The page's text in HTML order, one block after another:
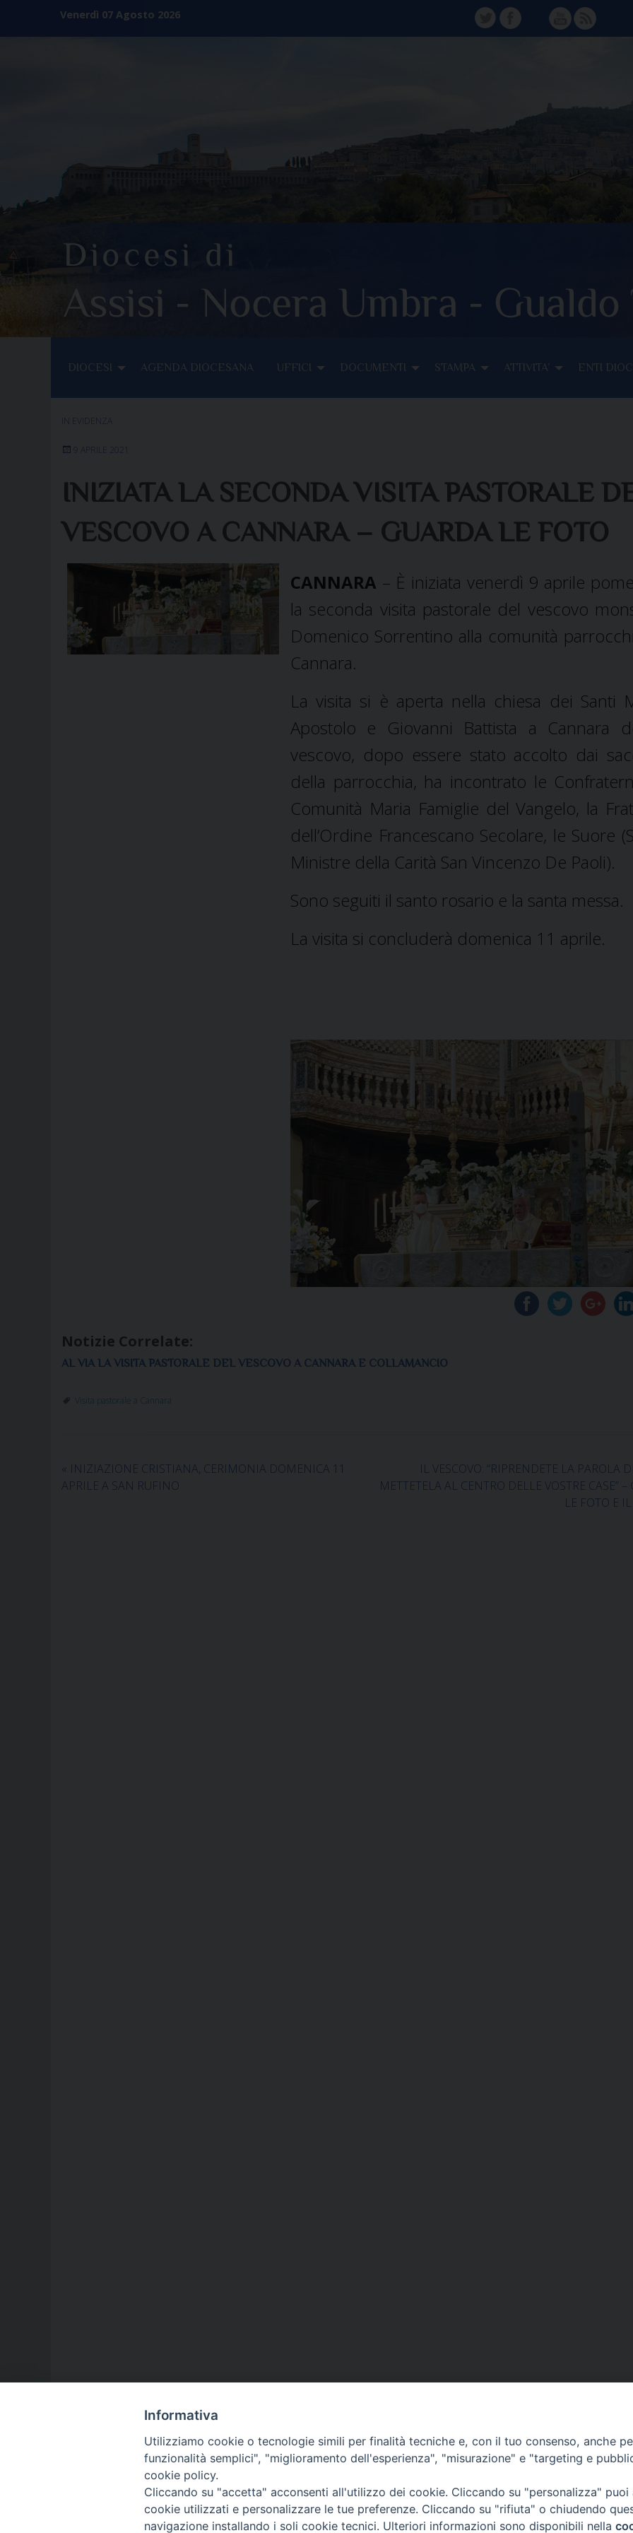
content
Venerdì 07 Agosto 2026
TW FB Instagram
YT FD
DIOCESI AGENDA DIOCESANA UFFICI DOCUMENTI STAMPA ATTIVITA’ ENTI
IN EVIDENZA
9 APRILE 2021
INIZIATA LA SECONDA VISITA PASTORALE
VESCOVO A CANNARA – GUARDA LE FOTO
CANNARA – È iniziata venerdì 9 aprile
la seconda visita pastorale del vescovo
Domenico Sorrentino alla comunità
Cannara.
La visita si è aperta nella chiesa dei Santi
Apostolo e Giovanni Battista a Cannara
vescovo, dopo essere stato accolto dai
della parrocchia, ha incontrato le
Comunità Maria Famiglie del Vangelo, la
dell’Ordine Francescano Secolare, le Suore
Ministre della Carità San Vincenzo De Paoli).
Sono seguiti il santo rosario e la santa messa.
La visita si concluderà domenica 11 aprile.
Notizie Correlate:
AL VIA LA VISITA PASTORALE DEL VESCOVO A CANNARA E COLLAMANCIO
Visita pastorale a Cannara
« INIZIAZIONE CRISTIANA, CERIMONIA DOMENICA 11
APRILE A SAN RUFINO
IL VESCOVO: “RIPRENDETE LA PAROLA
METTETELA AL CENTRO DELLE VOSTRE CASE” –
LE FOTO E
Informativa
Utilizziamo cookie o tecnologie simili per finalità tecniche e, con il tuo consenso, anche
funzionalità semplici", "miglioramento dell'esperienza", "misurazione" e "targeting e
cookie policy.
Cliccando su "accetta" acconsenti all'utilizzo dei cookie. Cliccando su "personalizza"
cookie utilizzati e personalizzare le tue preferenze. Cliccando su "rifiuta" o chiudendo
navigazione installando i soli cookie tecnici. Ulteriori informazioni sono disponibili nella